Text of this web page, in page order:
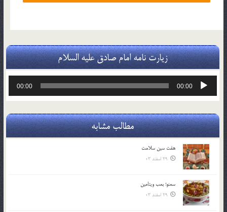
زیارت نامه امام صادق علیه السلام
پخش‌کننده
00:00
00:00
مطالب مشابه
هفت سين سلامت
29 اسفند 03
سمنو؛ بمب ويتامين
29 اسفند 03